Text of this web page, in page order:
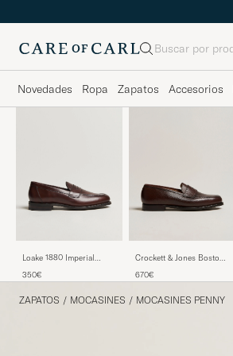
Buscar
Novedades Ropa Zapatos Accesorios
Loake 1880 Imperial
350€
Crockett & Jones Boston
Calf
670€
ZAPATOS / MOCASINES / MOCASINES PENNY